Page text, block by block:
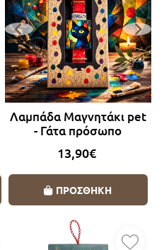
Λαμπάδα Μαγνητάκι pet
- Γάτα πρόσωπο
13,90€
ΠΡΟΣΘΗΚΗ